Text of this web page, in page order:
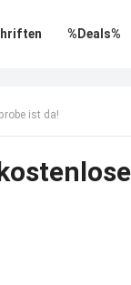
%Deals%
ist da!